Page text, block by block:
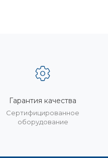
Гарантия качества
Сертифицированное
оборудование